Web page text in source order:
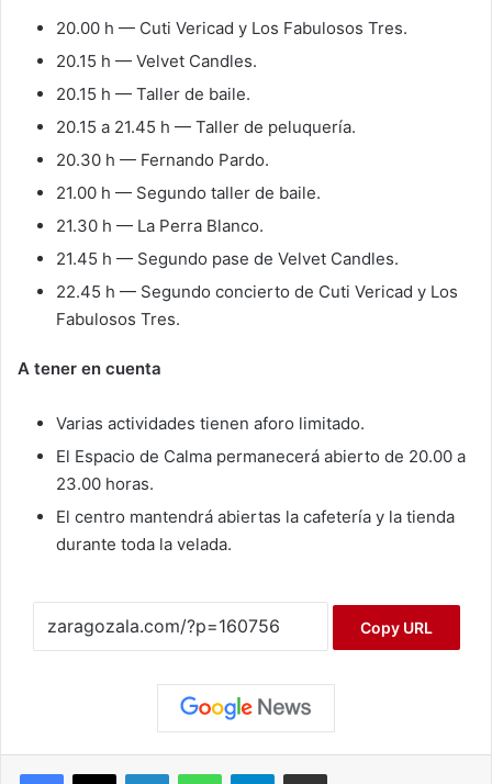
20.00 h — Cuti Vericad y Los Fabulosos Tres.
20.15 h — Velvet Candles.
20.15 h — Taller de baile.
20.15 a 21.45 h — Taller de peluquería.
20.30 h — Fernando Pardo.
21.00 h — Segundo taller de baile.
21.30 h — La Perra Blanco.
21.45 h — Segundo pase de Velvet Candles.
22.45 h — Segundo concierto de Cuti Vericad y Los
Fabulosos Tres.
A tener en cuenta
Varias actividades tienen aforo limitado.
El Espacio de Calma permanecerá abierto de 20.00 a
23.00 horas.
El centro mantendrá abiertas la cafetería y la tienda
durante toda la velada.
Copy URL
Telegram